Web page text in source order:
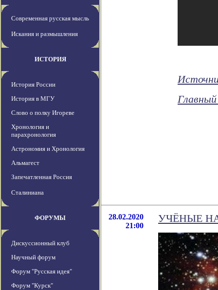
Современная русская мысль
Искания и размышления
ИСТОРИЯ
История России
История в МГУ
Слово о полку Игореве
Хронология и
парахронология
Астрономия и Хронология
Альмагест
Запечатленная Россия
Сталиниана
ФОРУМЫ
Дискуссионный клуб
Научный форум
Форум "Русская идея"
Форум "Курск"
28.02.2020
21:00
УЧЁНЫЕ